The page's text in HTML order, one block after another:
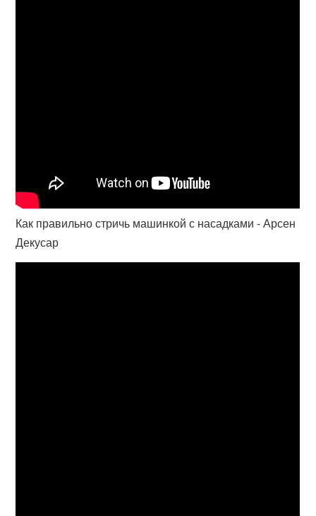
Как правильно стричь машинкой с насадками - Арсен
Декусар